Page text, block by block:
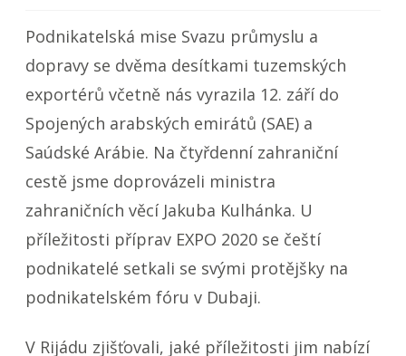
Podnikatelská mise Svazu průmyslu a
dopravy se dvěma desítkami tuzemských
exportérů včetně nás vyrazila 12. září do
Spojených arabských emirátů (SAE) a
Saúdské Arábie. Na čtyřdenní zahraniční
cestě jsme doprovázeli ministra
zahraničních věcí Jakuba Kulhánka. U
příležitosti příprav EXPO 2020 se čeští
podnikatelé setkali se svými protějšky na
podnikatelském fóru v Dubaji.
V Rijádu zjišťovali, jaké příležitosti jim nabízí